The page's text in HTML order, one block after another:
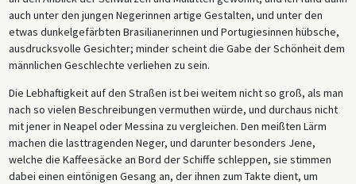
auch unter den jungen Negerinnen artige Gestalten, und unter den
etwas dunkelgefärbten Brasilianerinnen und Portugiesinnen hübsche,
ausdrucksvolle Gesichter; minder scheint die Gabe der Schönheit dem
männlichen Geschlechte verliehen zu sein.
Die Lebhaftigkeit auf den Straßen ist bei weitem nicht so groß, als man
nach so vielen Beschreibungen vermuthen würde, und durchaus nicht
mit jener in Neapel oder Messina zu vergleichen. Den meißten Lärm
machen die lasttragenden Neger, und darunter besonders Jene,
welche die Kaffeesäcke an Bord der Schiffe schleppen, sie stimmen
dabei einen eintönigen Gesang an, der ihnen zum Takte dient, um